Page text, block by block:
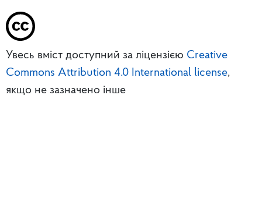
Увесь вміст доступний за ліцензією Creative
Commons Attribution 4.0 International license,
якщо не зазначено інше